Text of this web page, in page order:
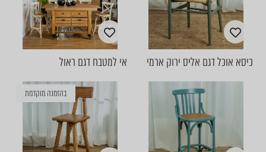
כיסא אוכל דגם אליס ירוק ארמי אי למטבח דגם ראול
בהזמנה מוקדמת